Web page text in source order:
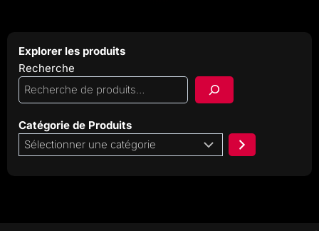
Explorer les produits
Recherche
Catégorie de Produits
Sélectionner
une